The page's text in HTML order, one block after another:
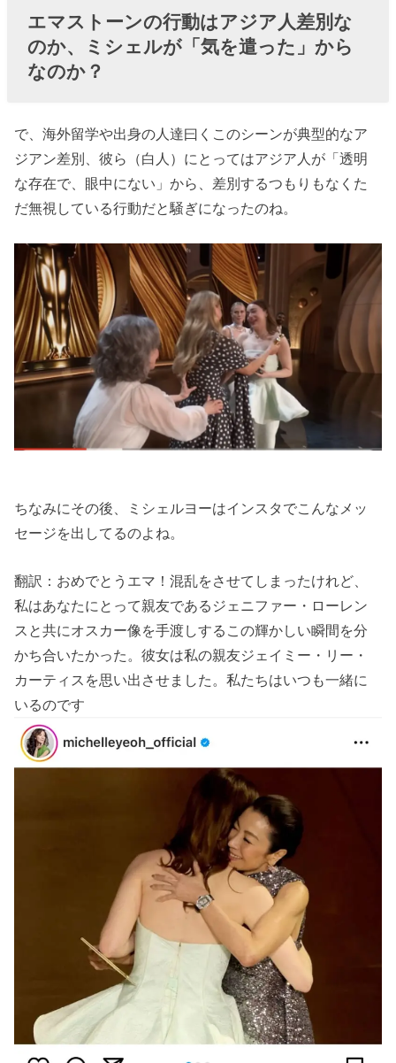
エマストーンの行動はアジア人差別な
のか、ミシェルが「気を遣った」から
なのか？
で、海外留学や出身の人達曰くこのシーンが典型的なア
ジアン差別、彼ら（白人）にとってはアジア人が「透明
な存在で、眼中にない」から、差別するつもりもなくた
だ無視している行動だと騒ぎになったのね。
ちなみにその後、ミシェルヨーはインスタでこんなメッ
セージを出してるのよね。
翻訳：おめでとうエマ！混乱をさせてしまったけれど、
私はあなたにとって親友であるジェニファー・ローレン
スと共にオスカー像を手渡しするこの輝かしい瞬間を分
かち合いたかった。彼女は私の親友ジェイミー・リー・
カーティスを思い出させました。私たちはいつも一緒に
いるのです